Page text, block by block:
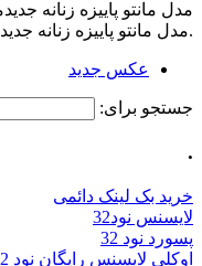
.مدل مانتو پاییزه زنانه جدید
عکس جدید
جستجو برای:
.
خرید بک لینک دائمی
لایسنس نود32
پسورد نود 32
اوکلی لایسنس رایگان نود 32